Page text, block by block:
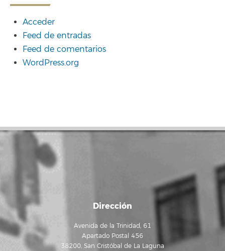
Acceder
Feed de entradas
Feed de comentarios
WordPress.org
Dirección
Avenida de la Trinidad, 61
Apartado Postal 456
38200, San Cristóbal de La Laguna